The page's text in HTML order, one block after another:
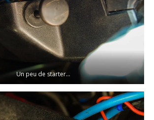
Un peu de starter…